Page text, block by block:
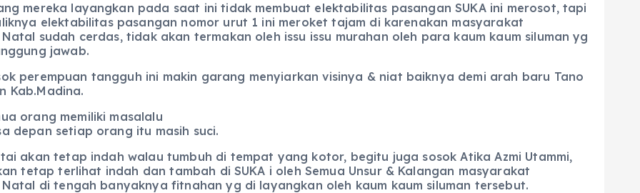
mereka layangkan pada saat ini tidak membuat elektabilitas pasangan SUKA ini merosot, tapi
elektabilitas pasangan nomor urut 1 ini meroket tajam di karenakan masyarakat
sudah cerdas, tidak akan termakan oleh issu issu murahan oleh para kaum kaum siluman yg
jawab.
perempuan tangguh ini makin garang menyiarkan visinya & niat baiknya demi arah baru Tano
Kab.Madina.
orang memiliki masalalu
depan setiap orang itu masih suci.
akan tetap indah walau tumbuh di tempat yang kotor, begitu juga sosok Atika Azmi Utammi,
tetap terlihat indah dan tambah di SUKA i oleh Semua Unsur & Kalangan masyarakat
di tengah banyaknya fitnahan yg di layangkan oleh kaum kaum siluman tersebut.